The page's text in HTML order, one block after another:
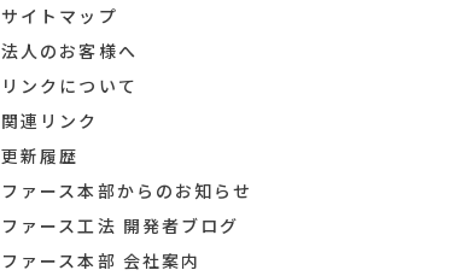
サイトマップ
法人のお客様へ
リンクについて
関連リンク
更新履歴
ファース本部からのお知らせ
ファース工法 開発者ブログ
ファース本部 会社案内